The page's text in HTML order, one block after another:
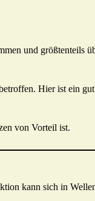
und größtenteils
Hier ist ein gut
von Vorteil ist.
kann sich in